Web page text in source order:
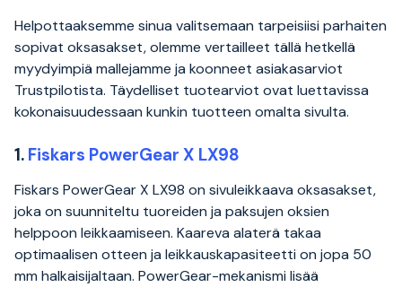
Helpottaaksemme sinua valitsemaan tarpeisiisi parhaiten
sopivat oksasakset, olemme vertailleet tällä hetkellä
myydyimpiä mallejamme ja koonneet asiakasarviot
Trustpilotista. Täydelliset tuotearviot ovat luettavissa
kokonaisuudessaan kunkin tuotteen omalta sivulta.
1. Fiskars PowerGear X LX98
Fiskars PowerGear X LX98 on sivuleikkaava oksasakset,
joka on suunniteltu tuoreiden ja paksujen oksien
helppoon leikkaamiseen. Kaareva alaterä takaa
optimaalisen otteen ja leikkauskapasiteetti on jopa 50
mm halkaisijaltaan. PowerGear-mekanismi lisää